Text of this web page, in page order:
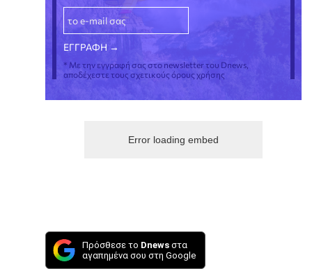
* Με την εγγραφή σας στο newsletter του Dnews,
αποδέχεστε τους σχετικούς όρους χρήσης
Error loading embed
Πρόσθεσε το Dnews στα
αγαπημένα σου στη Google